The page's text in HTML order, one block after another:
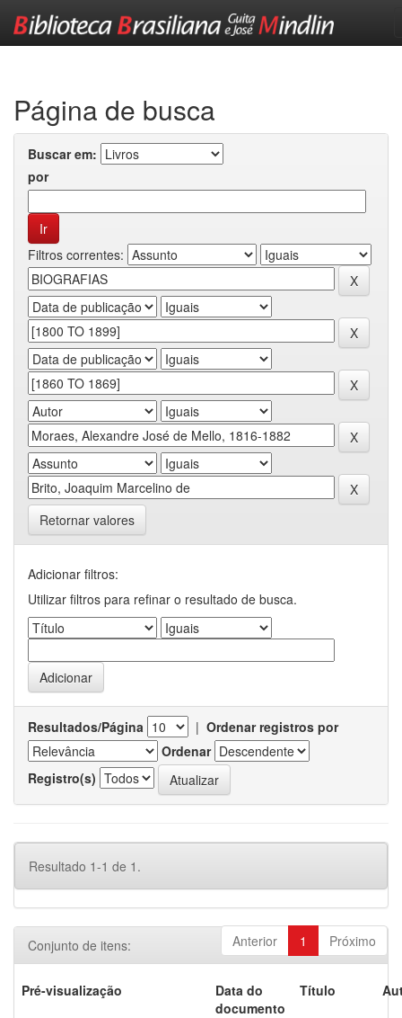
Página de busca
Buscar em:
por
Filtros correntes:
Retornar valores
Adicionar filtros:
Utilizar filtros para refinar o resultado de busca.
Resultados/Página | Ordenar registros por
Ordenar
Registro(s)
Resultado 1-1 de 1.
Anterior 1 Próximo
Conjunto de itens:
Pré-visualização
Data do
documento
Título